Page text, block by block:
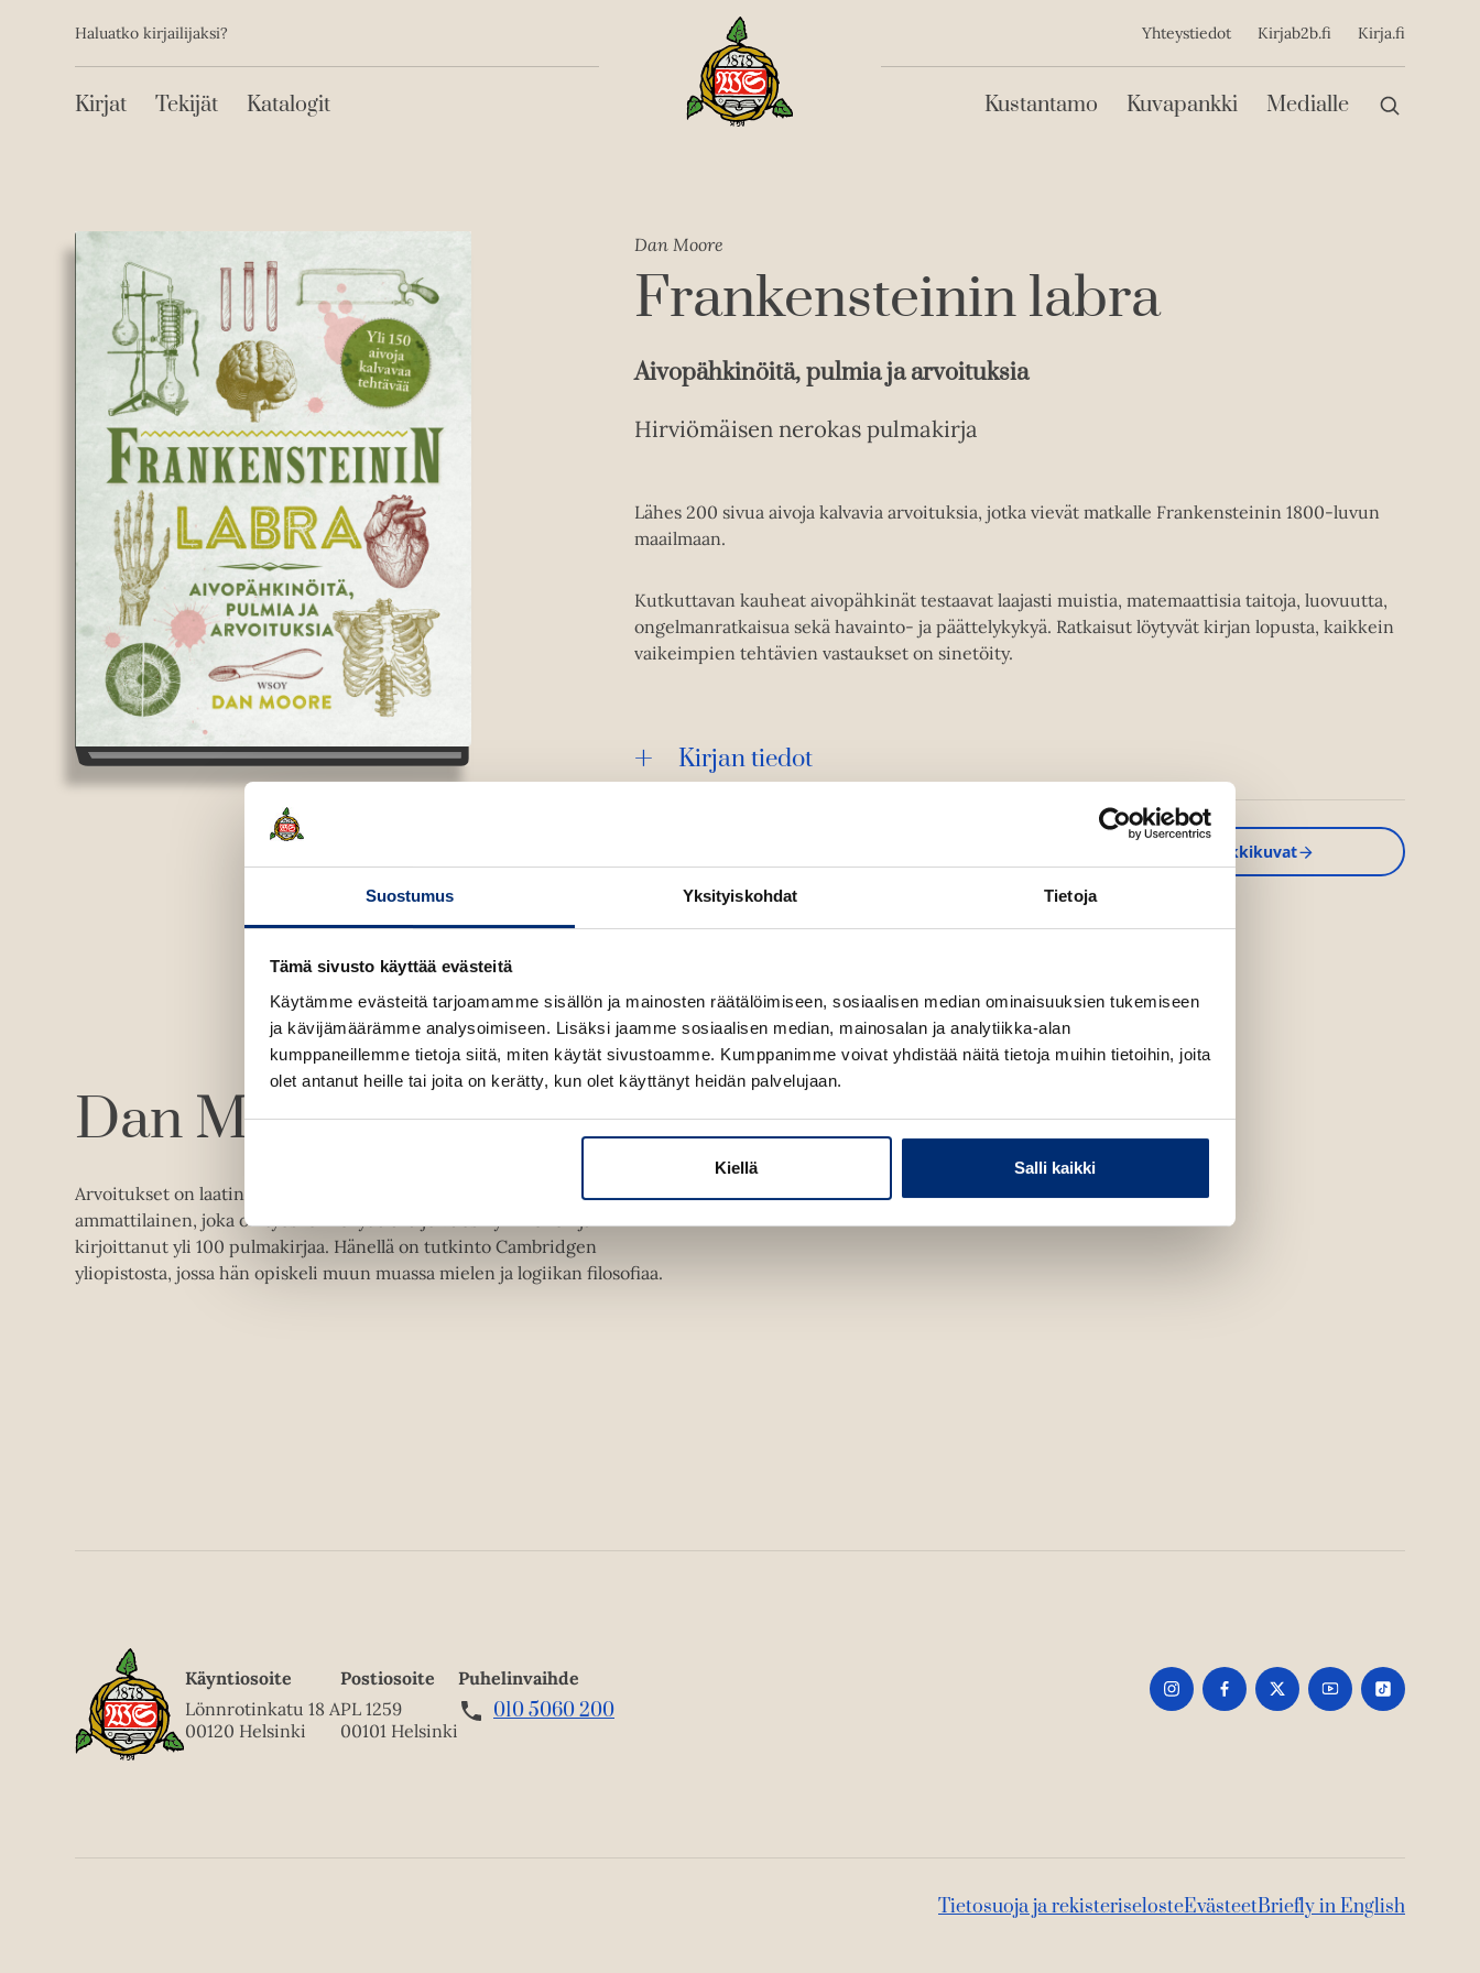
Suostumus Yksityiskohdat Tietoja
Tämä sivusto käyttää evästeitä
Käytämme evästeitä tarjoamamme sisällön ja mainosten räätälöimiseen, sosiaalisen median ominaisuuksien tukemiseen
ja kävijämäärämme analysoimiseen. Lisäksi jaamme sosiaalisen median, mainosalan ja analytiikka-alan
kumppaneillemme tietoja siitä, miten käytät sivustoamme. Kumppanimme voivat yhdistää näitä tietoja muihin tietoihin, joita
olet antanut heille tai joita on kerätty, kun olet käyttänyt heidän palvelujaan.
Kiellä Salli kaikki
sisältöönToissijainen
Haluatko kirjailijaksi?
Päävalikko
Kirjat Tekijät Katalogit
Yhteystiedot Kirjab2b.fi Kirja.fi
Päävalikko
Kustantamo Kuvapankki Medialle
Dan Moore
Frankensteinin labra
Aivopähkinöitä, pulmia ja arvoituksia
Hirviömäisen nerokas pulmakirja
Lähes 200 sivua aivoja kalvavia arvoituksia, jotka vievät matkalle Frankensteinin 1800-luvun
maailmaan.
Kutkuttavan kauheat aivopähkinät testaavat laajasti muistia, matemaattisia taitoja, luovuutta,
ongelmanratkaisua sekä havainto- ja päättelykykyä. Ratkaisut löytyvät kirjan lopusta, kaikkein
vaikeimpien tehtävien vastaukset on sinetöity.
Kirjan tiedot
Kirjan kuvapankkikuvat
Dan Moore
Arvoitukset on laatinut ja triplatarkistanut Dan Moore, arvoitusten
ammattilainen, joka on työskennellyt alalla jo vuosikymmenen ja
kirjoittanut yli 100 pulmakirjaa. Hänellä on tutkinto Cambridgen
yliopistosta, jossa hän opiskeli muun muassa mielen ja logiikan filosofiaa.
Käyntiosoite
Lönnrotinkatu 18 A
00120 Helsinki
Postiosoite
PL 1259
00101 Helsinki
Puhelinvaihde
010 5060 200
Tietosuoja ja rekisteriselosteEvästeetBriefly in English